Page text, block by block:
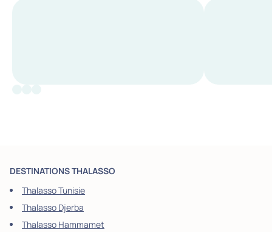
DESTINATIONS THALASSO
Thalasso Tunisie
Thalasso Djerba
Thalasso Hammamet